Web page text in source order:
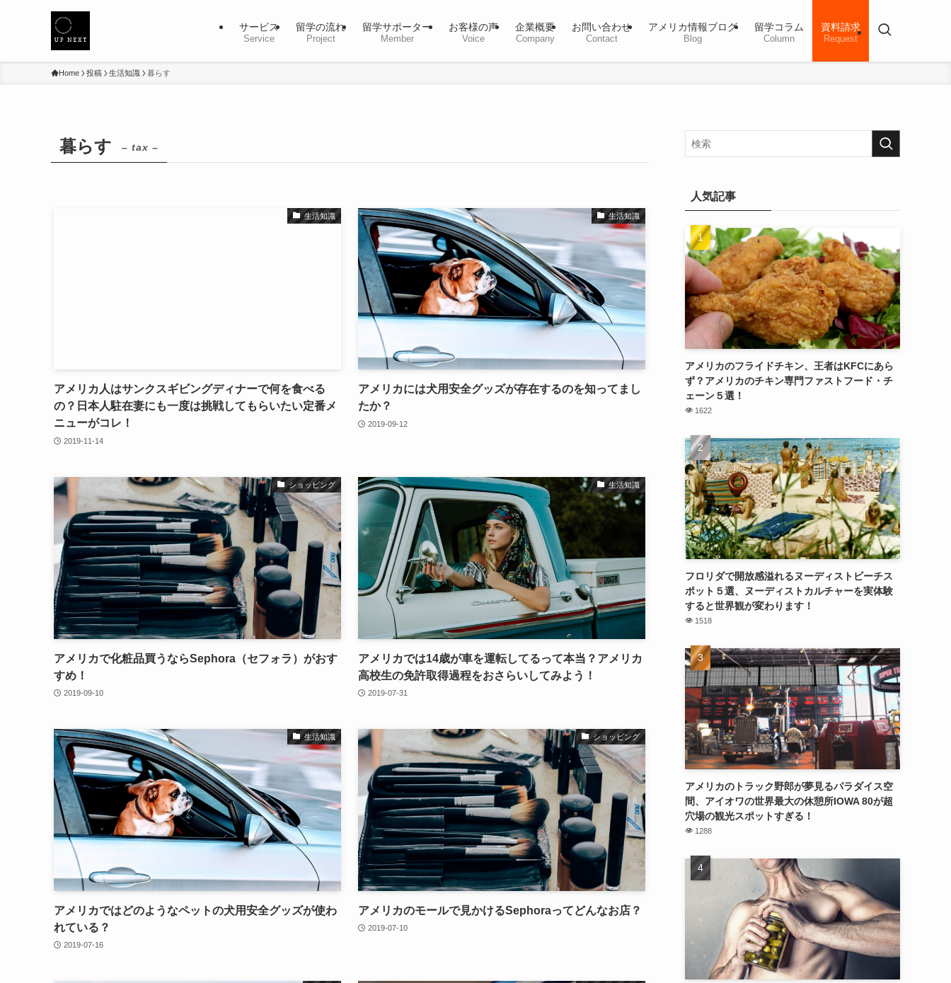
サービス
Service
留学の流れ
Project
留学サポーター
Member
お客様の声
Voice
企業概要
Company
お問い合わせ
Contact
アメリカ情報ブログ
Blog
留学コラム
Column
資料請求
Request
Home 投稿 生活知識 暮らす
暮らす – tax –
生活知識
アメリカ人はサンクスギビングディナーで何を食べる
の？日本人駐在妻にも一度は挑戦してもらいたい定番メ
ニューがコレ！
2019-11-14
生活知識
アメリカには犬用安全グッズが存在するのを知ってまし
たか？
2019-09-12
ショッピング
アメリカで化粧品買うならSephora（セフォラ）がおす
すめ！
2019-09-10
生活知識
アメリカでは14歳が車を運転してるって本当？アメリカ
高校生の免許取得過程をおさらいしてみよう！
2019-07-31
生活知識
アメリカではどのようなペットの犬用安全グッズが使わ
れている？
2019-07-16
ショッピング
アメリカのモールで見かけるSephoraってどんなお店？
2019-07-10
人気記事
アメリカのフライドチキン、王者はKFCにあら
ず？アメリカのチキン専門ファストフード・チ
ェーン５選！
1622
フロリダで開放感溢れるヌーディストビーチス
ポット５選、ヌーディストカルチャーを実体験
すると世界観が変わります！
1518
アメリカのトラック野郎が夢見るパラダイス空
間、アイオワの世界最大の休憩所IOWA 80が超
穴場の観光スポットすぎる！
1288